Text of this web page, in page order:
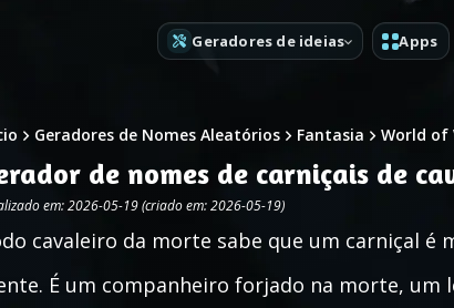
Geradores de ideias Apps
Geradores de Nomes Aleatórios Fantasia World of
de nomes de carniçais de
em: 2026-05-19 (criado em: 2026-05-19)
cavaleiro da morte sabe que um carniçal é
É um companheiro forjado na morte, um